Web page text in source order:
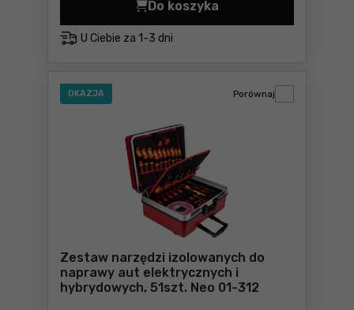
U Ciebie za 1-3 dni
Do koszyka
Szczelinomierz 26 listków
OKAZJA
Zestaw narzędzi izolowanych do
naprawy aut elektrycznych i
hybrydowych, 51szt. Neo 01-312
Porównaj